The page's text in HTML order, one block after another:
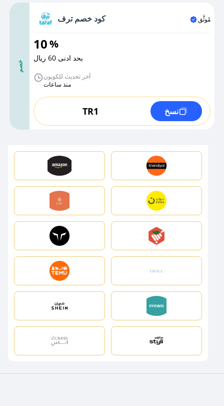
خصم
كود خصم ترف مُوثَّق
10%
بحد ادنى 60 ريال
آخر تحديث للكوبون
منذ ساعات
TR1 نسخ